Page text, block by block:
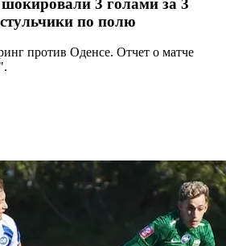
по полю
против Оденсе. Отчет о матче